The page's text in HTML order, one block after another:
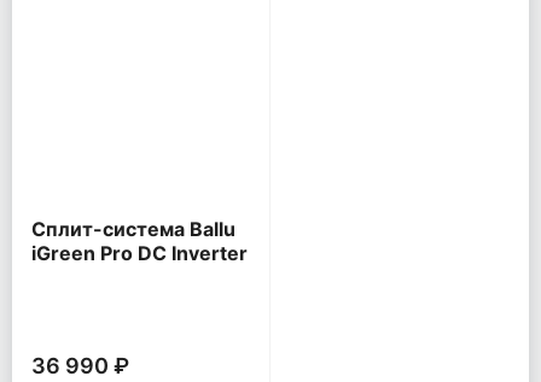
Сплит-система Ballu
iGreen Pro DC Inverter
36 990 ₽